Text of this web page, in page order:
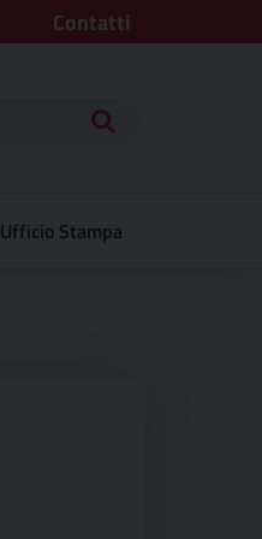
Contatti
Ufficio Stampa